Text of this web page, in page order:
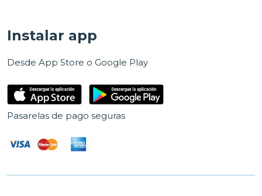
Instalar app
Desde App Store o Google Play
Pasarelas de pago seguras